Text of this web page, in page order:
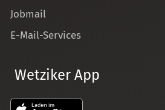
Jobmail
E-Mail-Services
Wetziker App